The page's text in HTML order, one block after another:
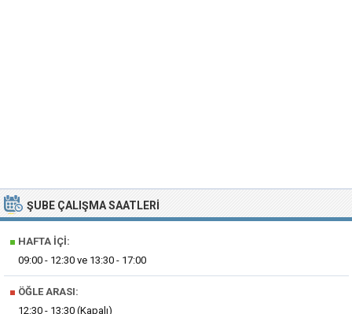
ŞUBE ÇALIŞMA SAATLERI
■ HAFTA İÇI:
09:00 - 12:30 ve 13:30 - 17:00
■ ÖĞLE ARASI:
12:30 - 13:30 (Kapalı)